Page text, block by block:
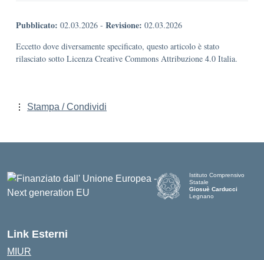
Pubblicato: 02.03.2026 - Revisione: 02.03.2026
Eccetto dove diversamente specificato, questo articolo è stato
rilasciato sotto Licenza Creative Commons Attribuzione 4.0 Italia.
Stampa / Condividi
Istituto Comprensivo
Statale
Giosuè Carducci
Legnano
Link Esterni
MIUR